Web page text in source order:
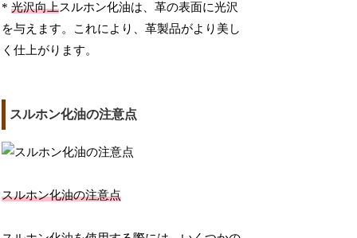
*光沢向上スルホン化油は、革の表面に光沢
を与えます。これにより、革製品がより美し
く仕上がります。
スルホン化油の注意点
スルホン化油の注意点